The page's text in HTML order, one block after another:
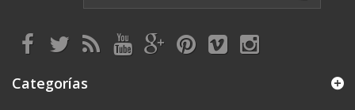
Categorías